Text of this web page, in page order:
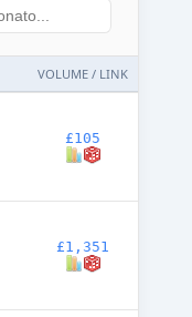
VOLUME / LINK
£105
£1,351